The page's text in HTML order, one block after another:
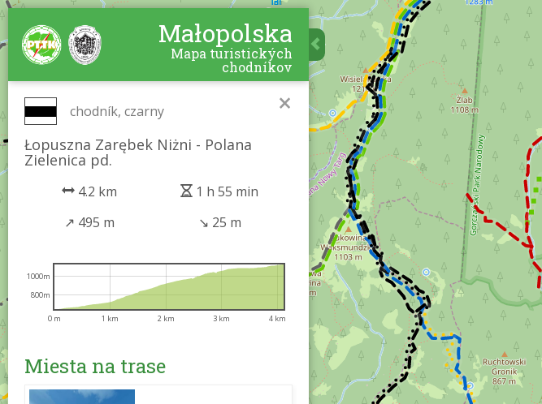
Małopolska
Mapa turistických
chodníkov
×
chodník, czarny
Łopuszna Zarębek Niżni - Polana
Zielenica pd.
4.2 km
1 h 55 min
↗ 495 m ↘ 25 m
0 m 1 km 2 km 3 km 4 km
800m
1000m
Miesta na trase